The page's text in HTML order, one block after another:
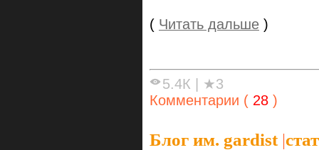
( Читать дальше )
5.4К | ★3
Комментарии ( 28 )
Блог им. gardist|